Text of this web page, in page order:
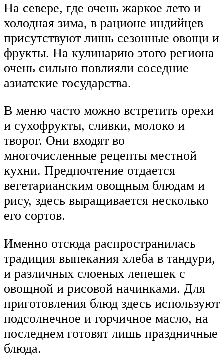
На севере, где очень жаркое лето и
холодная зима, в рационе индийцев
присутствуют лишь сезонные овощи и
фрукты. На кулинарию этого региона
очень сильно повлияли соседние
азиатские государства.
В меню часто можно встретить орехи
и сухофрукты, сливки, молоко и
творог. Они входят во
многочисленные рецепты местной
кухни. Предпочтение отдается
вегетарианским овощным блюдам и
рису, здесь выращивается несколько
его сортов.
Именно отсюда распространилась
традиция выпекания хлеба в тандури,
и различных слоеных лепешек с
овощной и рисовой начинками. Для
приготовления блюд здесь используют
подсолнечное и горчичное масло, на
последнем готовят лишь праздничные
блюда.